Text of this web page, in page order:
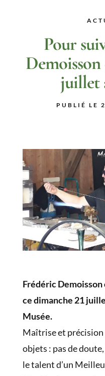
Pour
juillet
PUBLIÉ LE
Frédéric
ce dimanche 21
Musée.
Maîtrise et précision
objets : pas de
le talent d’un